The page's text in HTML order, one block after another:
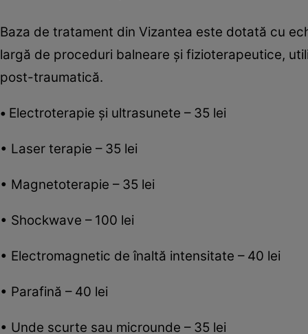
Baza de tratament din Vizantea este dotată cu
largă de proceduri balneare și fizioterapeutice,
post-traumatică.
• Electroterapie și ultrasunete – 35 lei
• Laser terapie – 35 lei
• Magnetoterapie – 35 lei
• Shockwave – 100 lei
• Electromagnetic de înaltă intensitate – 40 lei
• Parafină – 40 lei
• Unde scurte sau microunde – 35 lei